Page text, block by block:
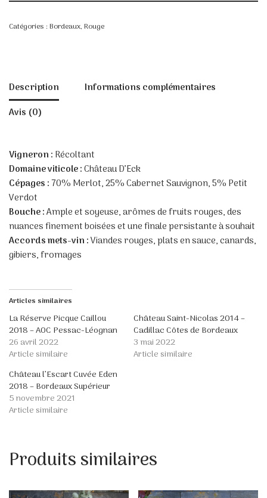
Catégories : Bordeaux, Rouge
Description
Informations complémentaires
Avis (0)
Vigneron : Récoltant
Domaine viticole :Château D’Eck
Cépages :70% Merlot, 25% Cabernet Sauvignon, 5% Petit
Verdot
Bouche :Ample et soyeuse, arômes de fruits rouges, des
nuances finement boisées et une finale persistante à souhait
Accords mets-vin :Viandes rouges, plats en sauce, canards,
gibiers, fromages
Articles similaires
La Réserve Picque Caillou
2018 – AOC Pessac-Léognan
26 avril 2022
Article similaire
Château Saint-Nicolas 2014 –
Cadillac Côtes de Bordeaux
3 mai 2022
Article similaire
Château l’Escart Cuvée Eden
2018 – Bordeaux Supérieur
5 novembre 2021
Article similaire
Produits similaires